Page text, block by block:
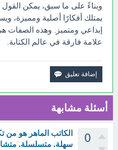
وبناءً على ما سبق، يمكن القول
يمتلك أفكارًا أصلية ومميزة،
إبداعي ومتميز. وهذه الصفات
علامة فارقة في عالم الكتابة.
أسئلة مشابهة
0
الكاتب الماهر هو من
سهلة. متسلسلة.